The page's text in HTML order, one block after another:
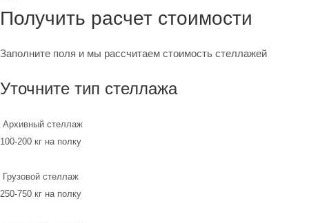
Получить расчет стоимости
Заполните поля и мы рассчитаем стоимость стеллажей
Уточните тип стеллажа
Архивный стеллаж
100-200 кг на полку
Грузовой стеллаж
250-750 кг на полку